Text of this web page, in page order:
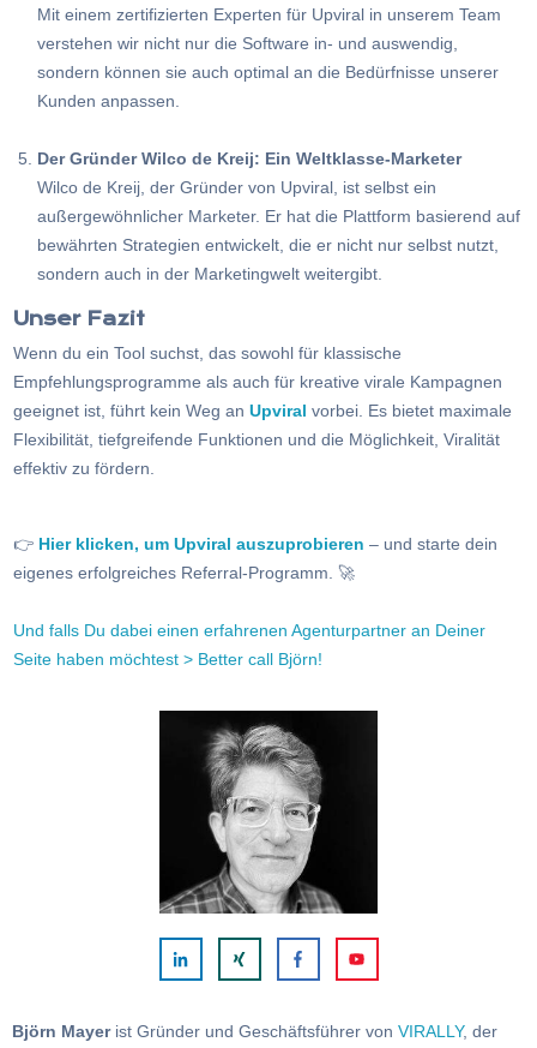
Mit einem zertifizierten Experten für Upviral in unserem Team
verstehen wir nicht nur die Software in- und auswendig,
sondern können sie auch optimal an die Bedürfnisse unserer
Kunden anpassen.
Der Gründer Wilco de Kreij: Ein Weltklasse-Marketer
Wilco de Kreij, der Gründer von Upviral, ist selbst ein
außergewöhnlicher Marketer. Er hat die Plattform basierend auf
bewährten Strategien entwickelt, die er nicht nur selbst nutzt,
sondern auch in der Marketingwelt weitergibt.
Unser Fazit
Wenn du ein Tool suchst, das sowohl für klassische
Empfehlungsprogramme als auch für kreative virale Kampagnen
geeignet ist, führt kein Weg an Upviral vorbei. Es bietet maximale
Flexibilität, tiefgreifende Funktionen und die Möglichkeit, Viralität
effektiv zu fördern.
👉 Hier klicken, um Upviral auszuprobieren – und starte dein
eigenes erfolgreiches Referral-Programm. 🚀
Und falls Du dabei einen erfahrenen Agenturpartner an Deiner
Seite haben möchtest > Better call Björn!
Björn Mayerist Gründer und Geschäftsführer von VIRALLY, der